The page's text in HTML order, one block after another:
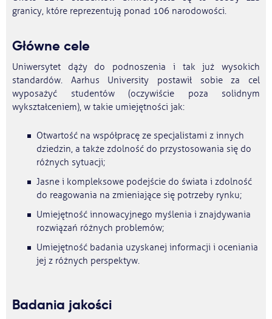
granicy, które reprezentują ponad 106 narodowości.
Główne cele
Uniwersytet dąży do podnoszenia i tak już wysokich
standardów. Aarhus University postawił sobie za cel
wyposażyć studentów (oczywiście poza solidnym
wykształceniem), w takie umiejętności jak:
Otwartość na współpracę ze specjalistami z innych
dziedzin, a także zdolność do przystosowania się do
różnych sytuacji;
Jasne i kompleksowe podejście do świata i zdolność
do reagowania na zmieniające się potrzeby rynku;
Umiejętność innowacyjnego myślenia i znajdywania
rozwiązań różnych problemów;
Umiejętność badania uzyskanej informacji i oceniania
jej z różnych perspektyw.
Badania jakości